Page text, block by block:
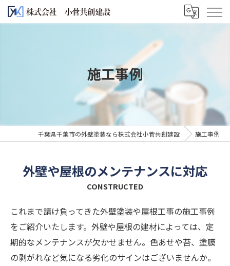
施工事例
千葉県千葉市の外壁塗装なら株式会社小菅共創建設 施工事例
外壁や屋根のメンテナンスに対応
CONSTRUCTED
これまで請け負ってきた外壁塗装や屋根工事の施工事例
をご紹介いたします。外壁や屋根の建材によっては、定
期的なメンテナンスが欠かせません。色あせや苔、塗膜
の剥がれなど気になる劣化のサインはございませんか。